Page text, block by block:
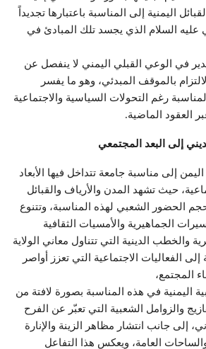
اليمنية إلى المناسبة باعتبارها تجديداً
عليه السلام الذي يجسد تلك المبادئ في
في الوعي القبلي اليمني لا ينفصل عن
بالموقف المبدئي، وهو ما يفسر
رغم التحولات السياسية والاجتماعية
العقود الماضية.
إلى البعد المجتمعي
إلى مناسبة جامعة تتداخل فيها الأبعاد
حيث تشهد المدن والأرياف والقبائل
الحضور الشعبي لهذه المناسبة، وتتنوع
الجماهيرية والأمسيات الثقافية
والخطب الدينية التي تتناول معاني الولاية
إلى الفعاليات الاجتماعية التي تعزز أواصر
المجتمع،
اليمنية في هذه المناسبة بصورة لافتة من
والزوامل الشعبية التي تعبّر عن الفرح
إلى جانب انتشار مظاهر الزينة والإنارة
العامة، ويعكس هذا التفاعل